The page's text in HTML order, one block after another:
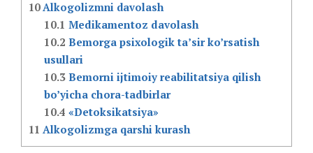
10Alkogolizmni davolash
10.1 Medikamentoz davolash
10.2 Bemorga psixologik ta’sir ko’rsatish
usullari
10.3 Bemorni ijtimoiy reabilitatsiya qilish
bo’yicha chora-tadbirlar
10.4 «Detoksikatsiya»
11 Alkogolizmga qarshi kurash